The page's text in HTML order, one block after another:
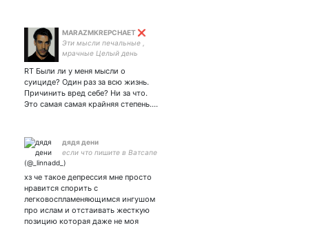
MARAZMKREPCHAET ❌
Эти мысли печальные ,
мрачные Целый день
мрачные, злые ,
невзрачные , Только
церкви вокруг ..... и гэбня.
RT Были ли у меня мысли о
суициде? Один раз за всю жизнь.
Причинить вред себе? Ни за что.
Это самая самая крайняя степень.…
дядя дени
если что пишите в Ватсапе
хз че такое депрессия мне просто
нравится спорить с
легковоспламеняющимся ингушом
про ислам и отстаивать жесткую
позицию которая даже не моя